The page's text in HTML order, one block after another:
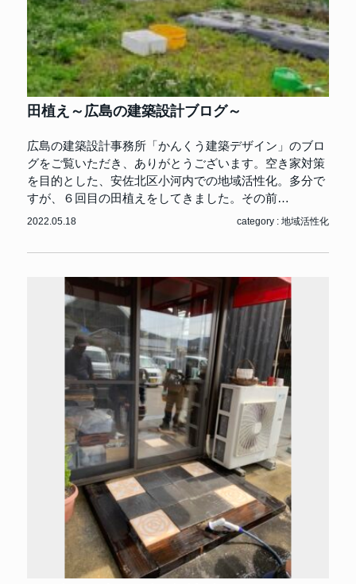
田植え～広島の建築設計ブログ～
広島の建築設計事務所「かんくう建築デザイン」のブロ
グをご覧いただき、ありがとうございます。空き家対策
を目的とした、安佐北区小河内での地域活性化。多分で
すが、６回目の田植えをしてきました。その前…
2022.05.18 category :地域活性化